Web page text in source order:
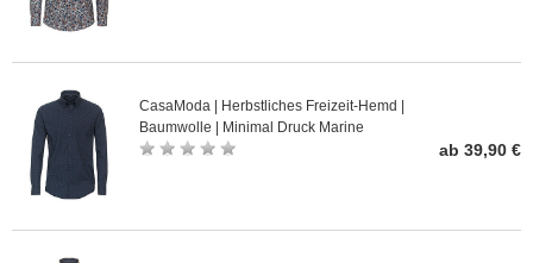
CasaModa | Herbstliches Freizeit-Hemd |
Baumwolle | Minimal Druck Marine
ab 39,90 €